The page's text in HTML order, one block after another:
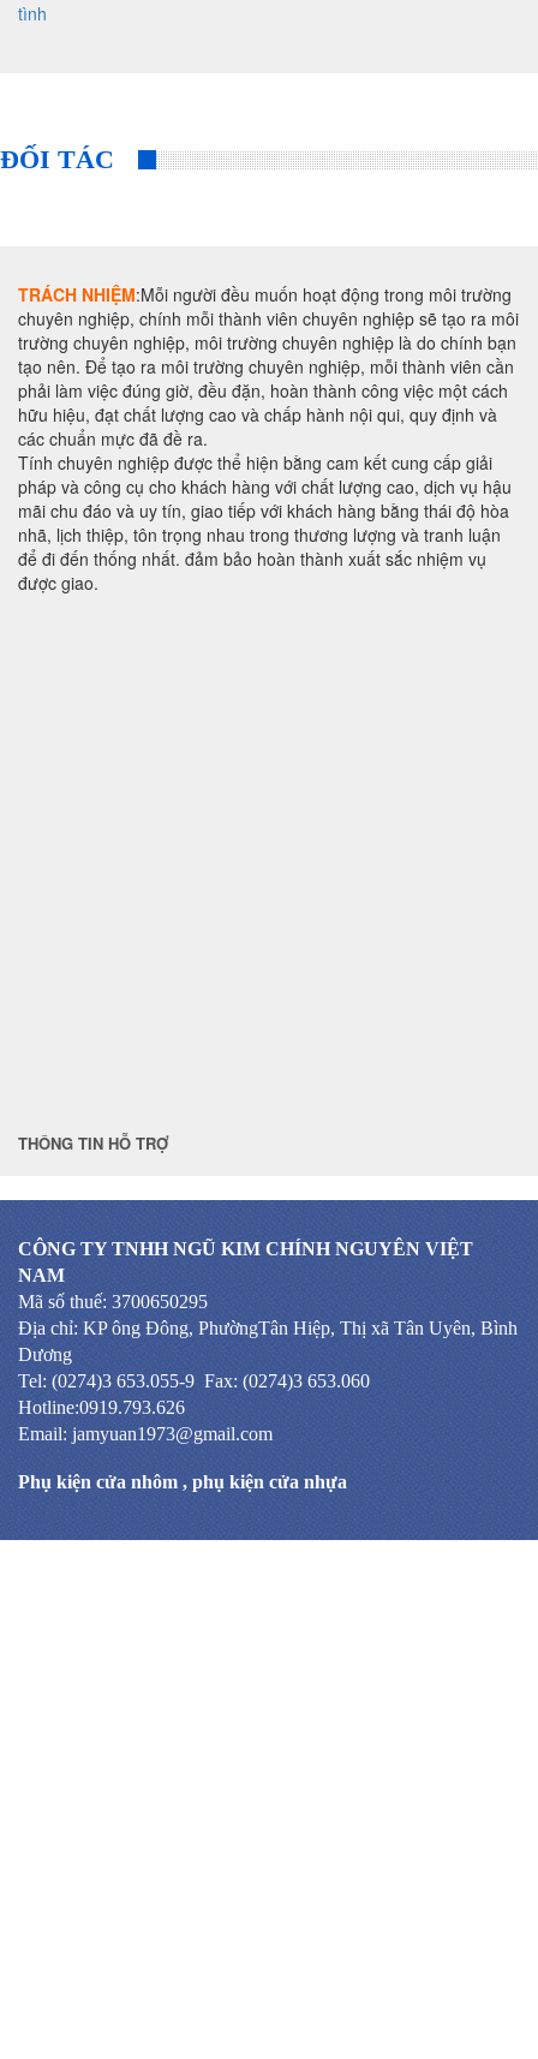
ĐỐI TÁC
TRÁCH NHIỆM:Mỗi người đều muốn hoạt động trong môi trường
chuyên nghiệp, chính mỗi thành viên chuyên nghiệp sẽ tạo ra môi
trường chuyên nghiệp, môi trường chuyên nghiệp là do chính bạn
tạo nên. Để tạo ra môi trường chuyên nghiệp, mỗi thành viên cần
phải làm việc đúng giờ, đều đặn, hoàn thành công việc một cách
hữu hiệu, đạt chất lượng cao và chấp hành nội qui, quy định và
các chuẩn mực đã đề ra.
Tính chuyên nghiệp được thể hiện bằng cam kết cung cấp giải
pháp và công cụ cho khách hàng với chất lượng cao, dịch vụ hậu
mãi chu đáo và uy tín, giao tiếp với khách hàng bằng thái độ hòa
nhã, lịch thiệp, tôn trọng nhau trong thương lượng và tranh luận
để đi đến thống nhất. đảm bảo hoàn thành xuất sắc nhiệm vụ
được giao.
THÔNG TIN HỖ TRỢ
CÔNG TY TNHH NGŨ KIM CHÍNH NGUYÊN VIỆT
NAM
Mã số thuế: 3700650295
Địa chỉ: KP ông Đông, PhườngTân Hiệp, Thị xã Tân Uyên, Bình
Dương
Tel: (0274)3 653.055-9 Fax: (0274)3 653.060
Hotline:0919.793.626
Email: jamyuan1973@gmail.com
Phụ kiện cửa nhôm , phụ kiện cửa nhựa